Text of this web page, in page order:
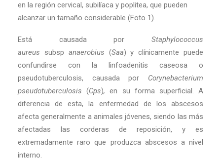
en la región cervical, subilíaca y poplitea, que pueden
alcanzar un tamaño considerable (Foto 1).
Está causada por Staphylococcus
aureus subsp anaerobius (Saa) y clínicamente puede
confundirse con la linfoadenitis caseosa o
pseudotuberculosis, causada por Corynebacterium
pseudotuberculosis(Cps),en su forma superficial. A
diferencia de esta, la enfermedad de los abscesos
afecta generalmente a animales jóvenes, siendo las más
afectadas las corderas de reposición, y es
extremadamente raro que produzca abscesos a nivel
interno.